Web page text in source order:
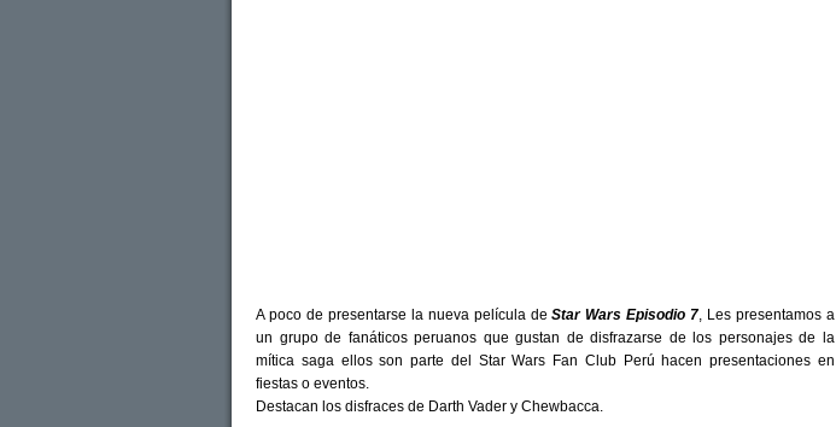
A poco de presentarse la nueva película deStar Wars Episodio 7, Les presentamos a
un grupo de fanáticos peruanos que gustan de disfrazarse de los personajes de la
mítica saga ellos son parte del Star Wars Fan Club Perú hacen presentaciones en
fiestas o eventos.
Destacan los disfraces de Darth Vader y Chewbacca.